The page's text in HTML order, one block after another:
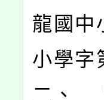
龍國中
小學字
二、